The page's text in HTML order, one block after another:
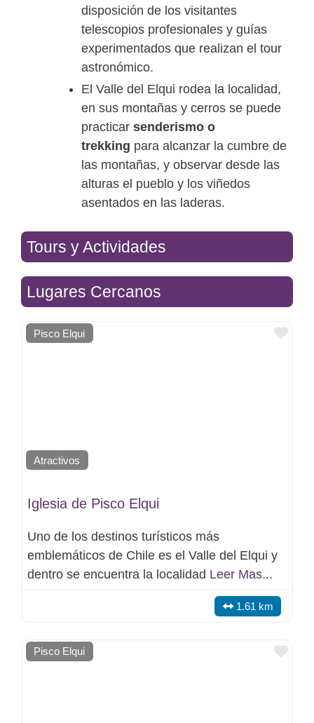
disposición de los visitantes
telescopios profesionales y guías
experimentados que realizan el tour
astronómico.
El Valle del Elqui rodea la localidad,
en sus montañas y cerros se puede
practicar senderismo o
trekking para alcanzar la cumbre de
las montañas, y observar desde las
alturas el pueblo y los viñedos
asentados en las laderas.
Tours y Actividades
Lugares Cercanos
Pisco Elqui
Atractivos
Iglesia de Pisco Elqui
Uno de los destinos turísticos más
emblemáticos de Chile es el Valle del Elqui y
dentro se encuentra la localidad Leer Mas...
1.61 km
Pisco Elqui